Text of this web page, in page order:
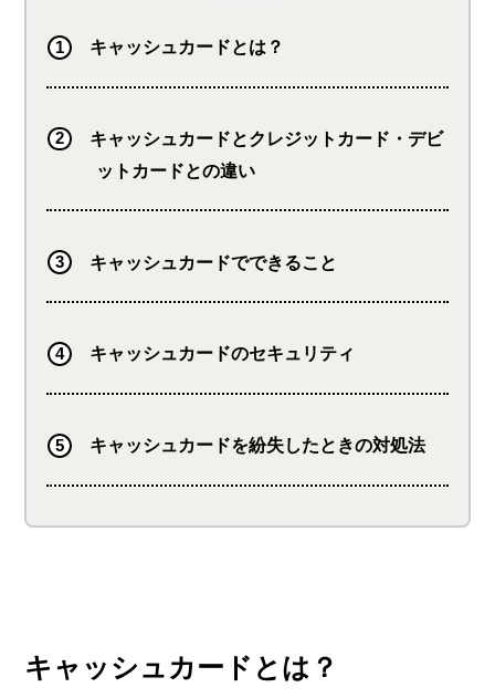
キャッシュカードとは？
キャッシュカードとクレジットカード・デビ
ットカードとの違い
キャッシュカードでできること
キャッシュカードのセキュリティ
キャッシュカードを紛失したときの対処法
キャッシュカードとは？